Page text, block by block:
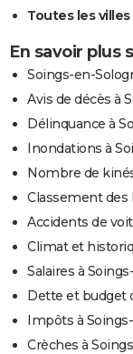
Toutes les villes
En savoir plus
Soings-en-
Avis de décès à
Délinquance à
Inondations à
Nombre de
Classement des
Accidents de
Climat et
Salaires à
Dette et budget
Impôts à
Crèches à